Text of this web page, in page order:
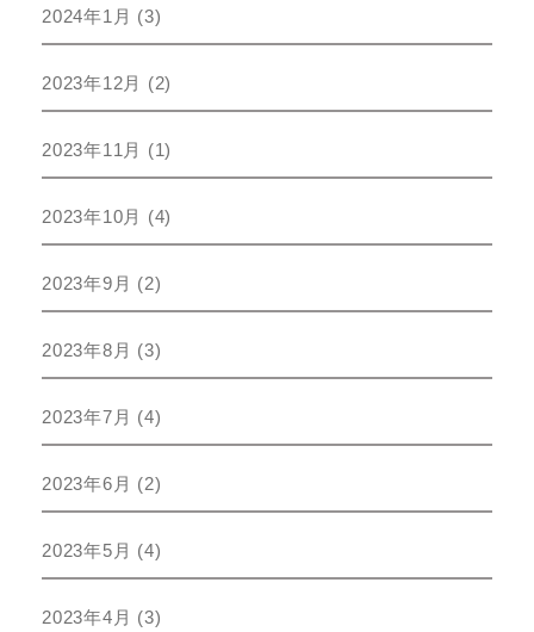
2024年1月 (3)
2023年12月 (2)
2023年11月 (1)
2023年10月 (4)
2023年9月 (2)
2023年8月 (3)
2023年7月 (4)
2023年6月 (2)
2023年5月 (4)
2023年4月 (3)